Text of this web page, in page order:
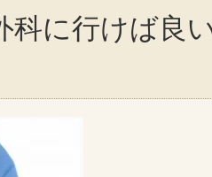
科に行けば良